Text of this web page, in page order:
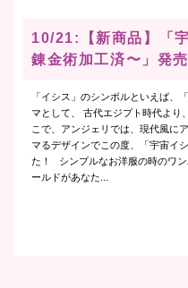
10/21:【新商品】「
錬金術加工済〜」発
「イシス」のシンボルといえば、
マとして、 古代エジプト時代よ
こで、アンジェリでは、現代風に
マるデザインでこの度、「宇宙イ
た！ シンプルなお洋服の時のワ
ールドがあなた...